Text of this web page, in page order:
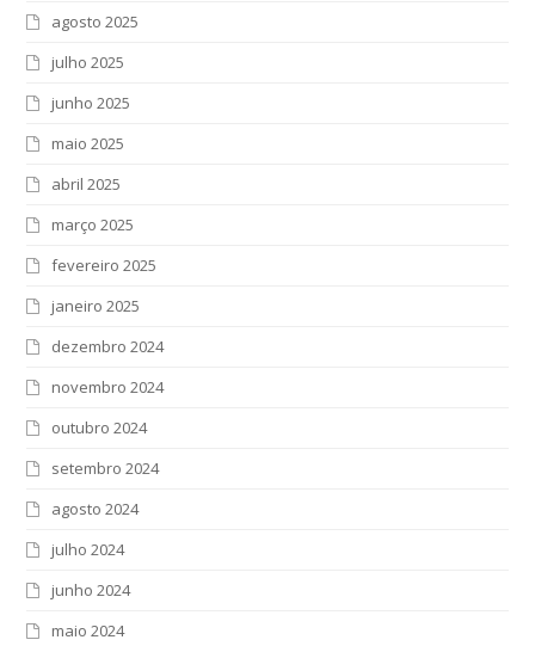
agosto 2025
julho 2025
junho 2025
maio 2025
abril 2025
março 2025
fevereiro 2025
janeiro 2025
dezembro 2024
novembro 2024
outubro 2024
setembro 2024
agosto 2024
julho 2024
junho 2024
maio 2024